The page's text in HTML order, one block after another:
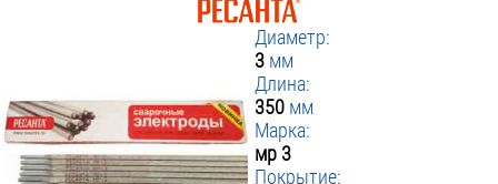
Диаметр:
3 мм
Длина:
350 мм
Марка:
мр 3
Покрытие: